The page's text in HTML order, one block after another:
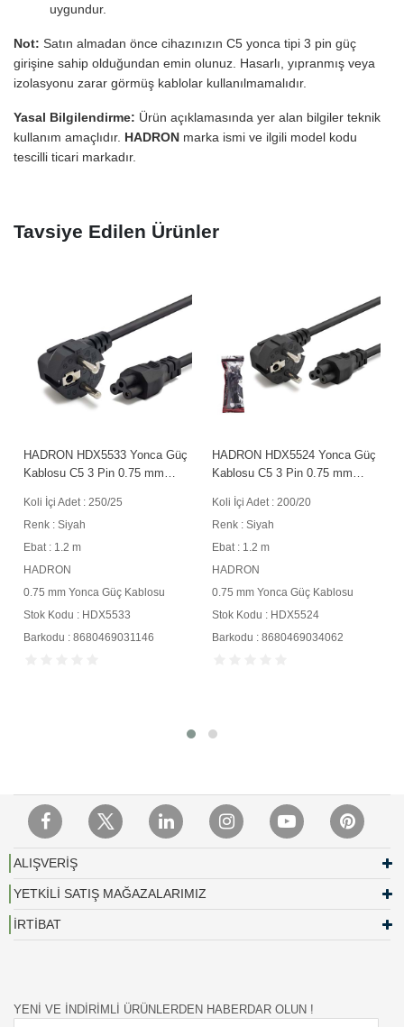
uygundur.
Not: Satın almadan önce cihazınızın C5 yonca tipi 3 pin güç
girişine sahip olduğundan emin olunuz. Hasarlı, yıpranmış veya
izolasyonu zarar görmüş kablolar kullanılmamalıdır.
Yasal Bilgilendirme: Ürün açıklamasında yer alan bilgiler teknik
kullanım amaçlıdır. HADRON marka ismi ve ilgili model kodu
tescilli ticari markadır.
Tavsiye Edilen Ürünler
HADRON HDX5533 Yonca Güç
Kablosu C5 3 Pin 0.75 mm
Koli İçi Adet : 250/25
Renk : Siyah
Ebat : 1.2 m
HADRON
0.75 mm Yonca Güç Kablosu
Stok Kodu : HDX5533
Barkodu : 8680469031146
HADRON HDX5524 Yonca Güç
Kablosu C5 3 Pin 0.75 mm
Koli İçi Adet : 200/20
Renk : Siyah
Ebat : 1.2 m
HADRON
0.75 mm Yonca Güç Kablosu
Stok Kodu : HDX5524
Barkodu : 8680469034062
ALIŞVERİŞ
YETKİLİ SATIŞ MAĞAZALARIMIZ
İRTİBAT
YENİ VE İNDİRİMLİ ÜRÜNLERDEN HABERDAR OLUN !